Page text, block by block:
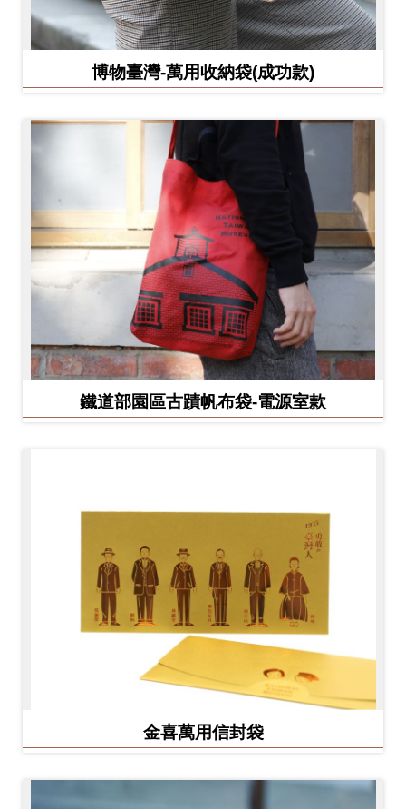
博物臺灣-萬用收納袋(成功款)
鐵道部園區古蹟帆布袋-電源室款
金喜萬用信封袋